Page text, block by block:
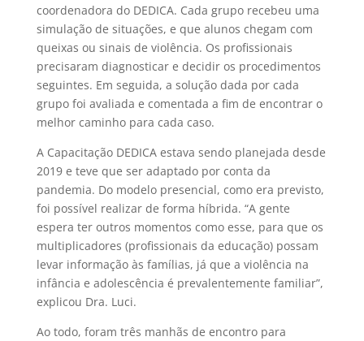
coordenadora do DEDICA. Cada grupo recebeu uma
simulação de situações, e que alunos chegam com
queixas ou sinais de violência. Os profissionais
precisaram diagnosticar e decidir os procedimentos
seguintes. Em seguida, a solução dada por cada
grupo foi avaliada e comentada a fim de encontrar o
melhor caminho para cada caso.
A Capacitação DEDICA estava sendo planejada desde
2019 e teve que ser adaptado por conta da
pandemia. Do modelo presencial, como era previsto,
foi possível realizar de forma híbrida. “A gente
espera ter outros momentos como esse, para que os
multiplicadores (profissionais da educação) possam
levar informação às famílias, já que a violência na
infância e adolescência é prevalentemente familiar”,
explicou Dra. Luci.
Ao todo, foram três manhãs de encontro para